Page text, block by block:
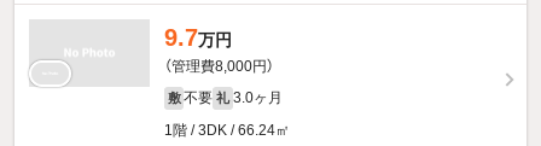
9.7万円
（管理費8,000円）
敷 不要 礼 3.0ヶ月
1階 / 3DK / 66.24㎡